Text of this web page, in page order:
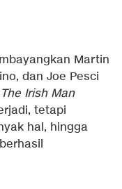
Martin
dan Joe Pesci
The Irish Man
tetapi
hal, hingga